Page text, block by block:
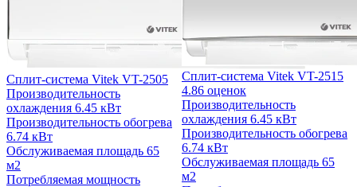
Сплит-система Vitek VT-2505
Производительность
охлаждения 6.45 кВт
Производительность обогрева
6.74 кВт
Обслуживаемая площадь 65
м2
Потребляемая мощность
Сплит-система Vitek VT-2515
4.86 оценок
Производительность
охлаждения 6.45 кВт
Производительность обогрева
6.74 кВт
Обслуживаемая площадь 65
м2